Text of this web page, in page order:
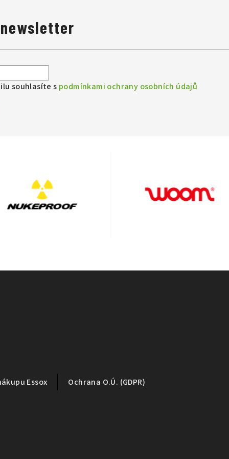
souhlasíte s podmínkami ochrany osobních údajů
Essox Ochrana O.Ú. (GDPR)